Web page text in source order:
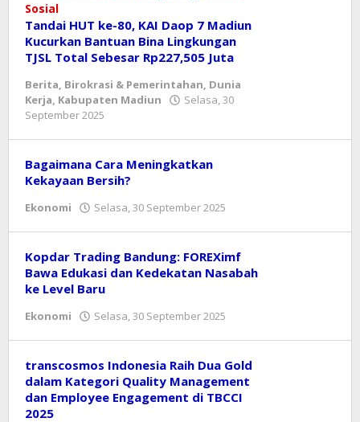
Sosial
Tandai HUT ke-80, KAI Daop 7 Madiun
Kucurkan Bantuan Bina Lingkungan
TJSL Total Sebesar Rp227,505 Juta
Berita, Birokrasi & Pemerintahan, Dunia
Kerja, Kabupaten Madiun
Selasa, 30
September 2025
Bagaimana Cara Meningkatkan
Kekayaan Bersih?
Ekonomi Selasa, 30 September 2025
Kopdar Trading Bandung: FOREXimf
Bawa Edukasi dan Kedekatan Nasabah
ke Level Baru
Ekonomi Selasa, 30 September 2025
transcosmos Indonesia Raih Dua Gold
dalam Kategori Quality Management
dan Employee Engagement di TBCCI
2025